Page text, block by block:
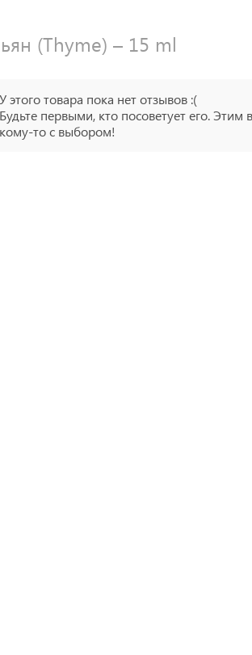
(Thyme) – 15 ml
У этого товара пока нет отзывов :(
Будьте первыми, кто посоветует его.
кому-то с выбором!